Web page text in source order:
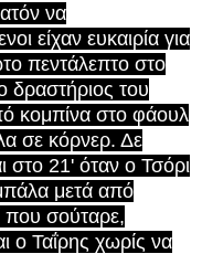
να
είχαν ευκαιρία για
πεντάλεπτο στο
δραστήριος του
κομπίνα στο φάουλ
σε κόρνερ. Δε
στο 21' όταν ο Τσόρι
μετά από
που σούταρε,
ο Ταΐρης χωρίς να